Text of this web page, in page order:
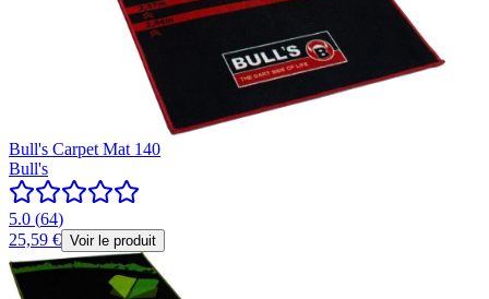
Bull's Carpet Mat 140
Bull's
5.0 (64)
25,59 € Voir le produit